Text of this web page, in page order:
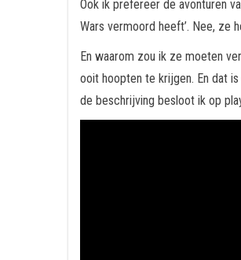
Ook ik prefereer de avonturen
Wars vermoord heeft’. Nee, ze
En waarom zou ik ze moeten
ooit hoopten te krijgen. En dat
de beschrijving besloot ik op